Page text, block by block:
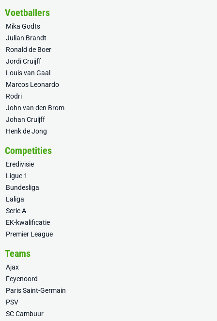
Voetballers
Mika Godts
Julian Brandt
Ronald de Boer
Jordi Cruijff
Louis van Gaal
Marcos Leonardo
Rodri
John van den Brom
Johan Cruijff
Henk de Jong
Competities
Eredivisie
Ligue 1
Bundesliga
Laliga
Serie A
EK-kwalificatie
Premier League
Teams
Ajax
Feyenoord
Paris Saint-Germain
PSV
SC Cambuur